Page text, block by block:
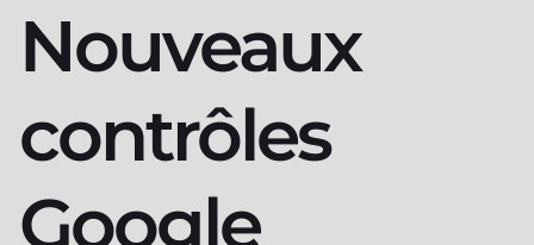
Nouveaux
contrôles
Google